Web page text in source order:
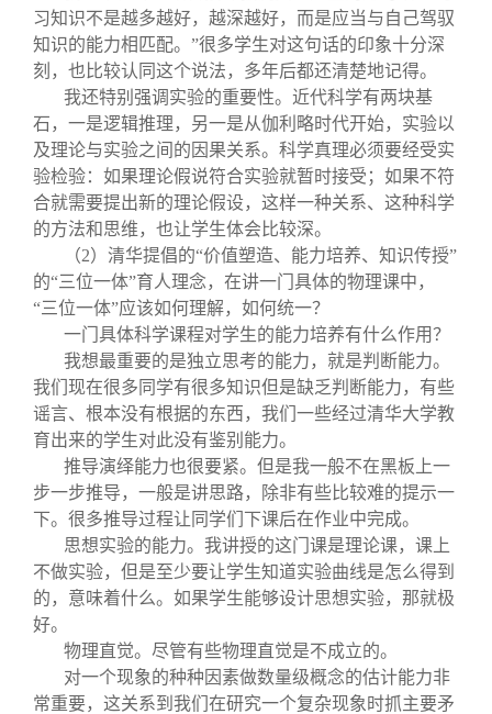
习知识不是越多越好，越深越好，而是应当与自己驾驭
知识的能力相匹配。”很多学生对这句话的印象十分深
刻，也比较认同这个说法，多年后都还清楚地记得。
我还特别强调实验的重要性。近代科学有两块基
石，一是逻辑推理，另一是从伽利略时代开始，实验以
及理论与实验之间的因果关系。科学真理必须要经受实
验检验：如果理论假说符合实验就暂时接受；如果不符
合就需要提出新的理论假设，这样一种关系、这种科学
的方法和思维，也让学生体会比较深。
（2）清华提倡的“价值塑造、能力培养、知识传授”
的“三位一体”育人理念，在讲一门具体的物理课中，
“三位一体”应该如何理解，如何统一？
一门具体科学课程对学生的能力培养有什么作用？
我想最重要的是独立思考的能力，就是判断能力。
我们现在很多同学有很多知识但是缺乏判断能力，有些
谣言、根本没有根据的东西，我们一些经过清华大学教
育出来的学生对此没有鉴别能力。
推导演绎能力也很要紧。但是我一般不在黑板上一
步一步推导，一般是讲思路，除非有些比较难的提示一
下。很多推导过程让同学们下课后在作业中完成。
思想实验的能力。我讲授的这门课是理论课，课上
不做实验，但是至少要让学生知道实验曲线是怎么得到
的，意味着什么。如果学生能够设计思想实验，那就极
好。
物理直觉。尽管有些物理直觉是不成立的。
对一个现象的种种因素做数量级概念的估计能力非
常重要，这关系到我们在研究一个复杂现象时抓主要矛